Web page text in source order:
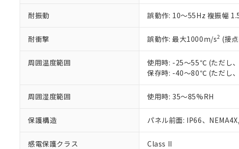
耐振動 誤動作: 10～55Hz 複振幅
耐衝撃 誤動作: 最大1000m/s2 (接
周囲温度範囲
使用時: -25～55℃ (ただし
保存時: -40～80℃ (ただし
周囲湿度範囲 使用時: 35～85%RH
保護構造 パネル前面: IP66、
感電保護クラス Class II
既に当社にて対応品へ
り割愛しております。